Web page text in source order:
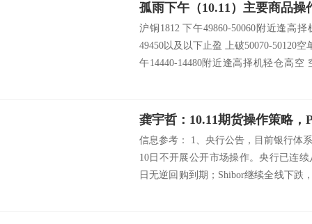
孤雨下午（10.11）主要商品操
沪铜1812 下午49860-50060附近逢高
49450以及以下止盈 上破50070-50120
午14440-14480附近逢高择机轻仓高空
龚宇哲：10.11期货操作策略
信息参考： 1、央行公告，目前银行体
10日不开展公开市场操作。央行已连
日无逆回购到期；Shibor继续全线下跌